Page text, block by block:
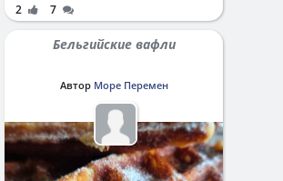
2 7
Бельгийские вафли
Автор Море Перемен